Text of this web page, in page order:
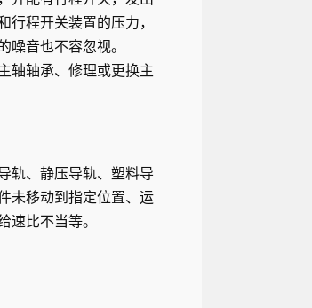
程开关装置的压力，
音也不容忽视。
轴轴承、修理或更换主
轨、静压导轨、塑料导
未移动到指定位置、运
比不当等。